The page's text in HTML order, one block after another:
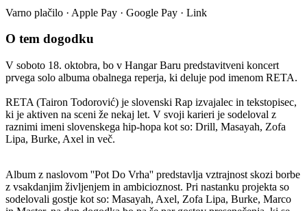
Varno plačilo · Apple Pay · Google Pay · Link
O tem dogodku
V soboto 18. oktobra, bo v Hangar Baru predstavitveni koncert
prvega solo albuma obalnega reperja, ki deluje pod imenom RETA.
RETA (Tairon Todorović) je slovenski Rap izvajalec in tekstopisec,
ki je aktiven na sceni že nekaj let. V svoji karieri je sodeloval z
raznimi imeni slovenskega hip-hopa kot so: Drill, Masayah, Zofa
Lipa, Burke, Axel in več.
Album z naslovom ''Pot Do Vrha'' predstavlja vztrajnost skozi borbe
z vsakdanjim življenjem in ambicioznost. Pri nastanku projekta so
sodelovali gostje kot so: Masayah, Axel, Zofa Lipa, Burke, Marco